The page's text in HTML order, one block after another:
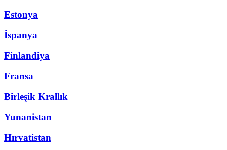
Estonya
İspanya
Finlandiya
Fransa
Birleşik Krallık
Yunanistan
Hırvatistan